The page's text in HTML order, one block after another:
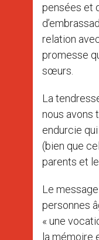
pensées et
relation
promesse
sœurs.
La
nous avons
endurcie
(bien que
parents et
Le
personnes
« une
la mémoire